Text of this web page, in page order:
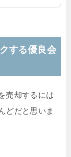
する優良会
売却するには
どだと思いま